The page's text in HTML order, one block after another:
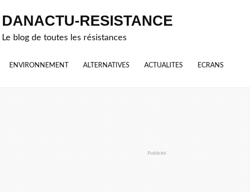
DANACTU-RESISTANCE
Le blog de toutes les résistances
ENVIRONNEMENT ALTERNATIVES ACTUALITES ECRANS
Publicité